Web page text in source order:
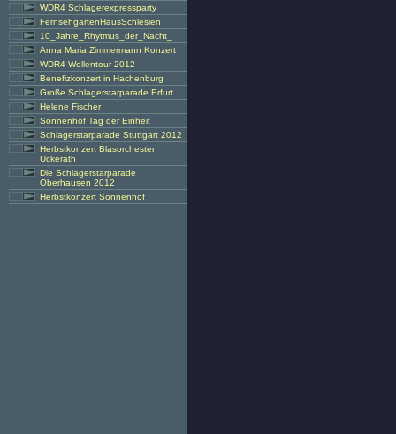
WDR4 Schlagerexpressparty
FernsehgartenHausSchlesien
10_Jahre_Rhytmus_der_Nacht_
Anna Maria Zimmermann Konzert
WDR4-Wellentour 2012
Benefizkonzert in Hachenburg
Große Schlagerstarparade Erfurt
Helene Fischer
Sonnenhof Tag der Einheit
Schlagerstarparade Stuttgart 2012
Herbstkonzert Blasorchester
Uckerath
Die Schlagerstarparade
Oberhausen 2012
Herbstkonzert Sonnenhof